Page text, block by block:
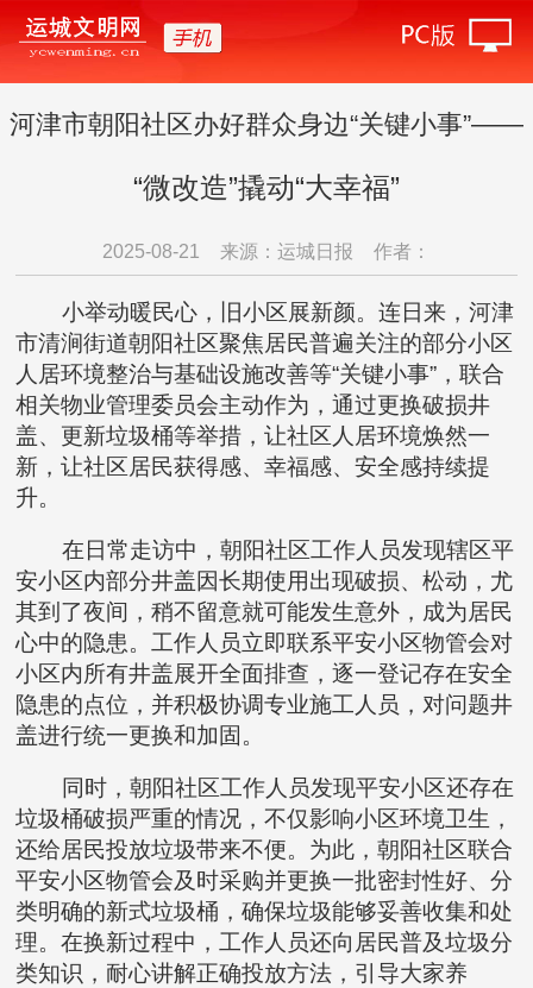
河津市朝阳社区办好群众身边“关键小事”——
“微改造”撬动“大幸福”
2025-08-21 来源：运城日报 作者：
小举动暖民心，旧小区展新颜。连日来，河津
市清涧街道朝阳社区聚焦居民普遍关注的部分小区
人居环境整治与基础设施改善等“关键小事”，联合
相关物业管理委员会主动作为，通过更换破损井
盖、更新垃圾桶等举措，让社区人居环境焕然一
新，让社区居民获得感、幸福感、安全感持续提
升。
在日常走访中，朝阳社区工作人员发现辖区平
安小区内部分井盖因长期使用出现破损、松动，尤
其到了夜间，稍不留意就可能发生意外，成为居民
心中的隐患。工作人员立即联系平安小区物管会对
小区内所有井盖展开全面排查，逐一登记存在安全
隐患的点位，并积极协调专业施工人员，对问题井
盖进行统一更换和加固。
同时，朝阳社区工作人员发现平安小区还存在
垃圾桶破损严重的情况，不仅影响小区环境卫生，
还给居民投放垃圾带来不便。为此，朝阳社区联合
平安小区物管会及时采购并更换一批密封性好、分
类明确的新式垃圾桶，确保垃圾能够妥善收集和处
理。在换新过程中，工作人员还向居民普及垃圾分
类知识，耐心讲解正确投放方法，引导大家养